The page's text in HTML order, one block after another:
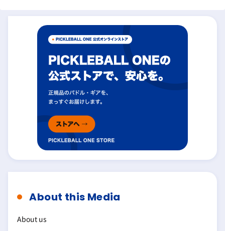
About this Media
About us